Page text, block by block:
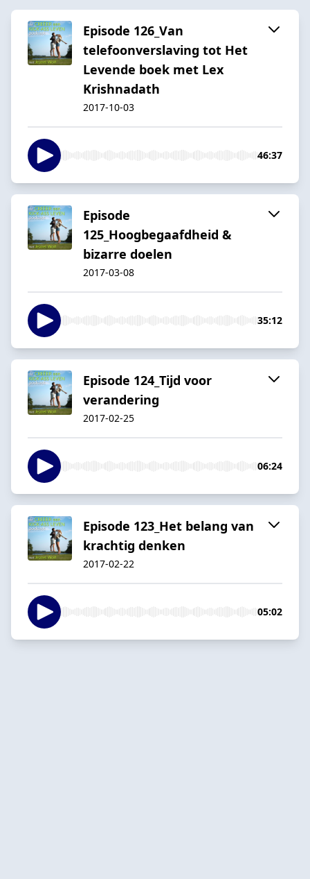
Episode 126_Van
telefoonverslaving tot Het
Levende boek met Lex
Krishnadath
2017-10-03
46:37
Episode
125_Hoogbegaafdheid &
bizarre doelen
2017-03-08
35:12
Episode 124_Tijd voor
verandering
2017-02-25
06:24
Episode 123_Het belang van
krachtig denken
2017-02-22
05:02